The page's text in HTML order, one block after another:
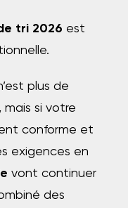
tri 2026 est
plus de
mais si votre
conforme et
exigences en
vont continuer
des